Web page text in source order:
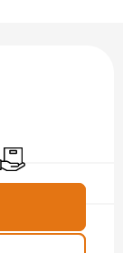
Lieferung